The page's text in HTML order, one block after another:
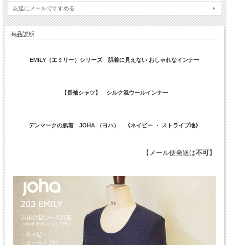
友達にメールですすめる
商品説明
EMILY（エミリー）シリーズ 肌着に見えない おしゃれなインナー
【長袖シャツ】 シルク混ウールインナー
デンマークの肌着 JOHA （ヨハ） 《ネイビー ・ ストライプ地》
【メール便発送は不可】